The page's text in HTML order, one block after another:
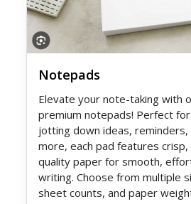
Notepads
Elevate your note-taking with
premium notepads! Perfect for
jotting down ideas, reminders,
more, each pad features crisp,
quality paper for smooth,
writing. Choose from multiple
sheet counts, and paper